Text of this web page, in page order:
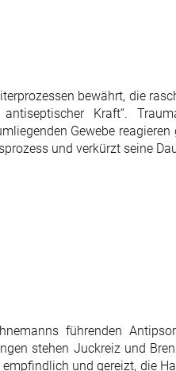
bewährt, die
Kraft“.
Gewebe reagieren
und verkürzt seine
führenden
stehen Juckreiz und
und gereizt, die